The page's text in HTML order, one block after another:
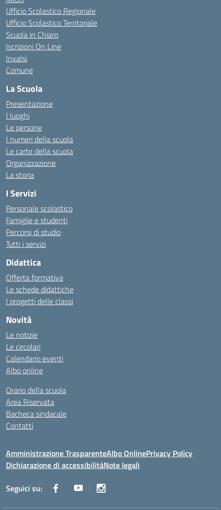
Ufficio Scolastico Regionale
Ufficio Scolastico Territoriale
Scuola in Chiaro
Iscrizioni On Line
Invalsi
Comune
La Scuola
Presentazione
I luoghi
Le persone
I numeri della scuola
Le carte della scuola
Organizzazione
La storia
I Servizi
Personale scolastico
Famiglie e studenti
Percorsi di studio
Tutti i servizi
Didattica
Offerta formativa
Le schede didattiche
I progetti delle classi
Novità
Le notizie
Le circolari
Calendario eventi
Albo online
Orario della scuola
Area Riservata
Bacheca sindacale
Contatti
Amministrazione TrasparenteAlbo OnlinePrivacy Policy
Dichiarazione di accessibilitàNote legali
Seguici su: